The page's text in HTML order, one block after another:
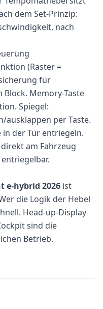
dem Set-Prinzip:
nach
(Raster =
für
Memory-Taste
Spiegel:
ausklappen per Taste.
in der Tür entriegeln.
am Fahrzeug
e-hybrid 2026 ist
die Logik der Hebel
Head-up-Display
sind die
Betrieb.